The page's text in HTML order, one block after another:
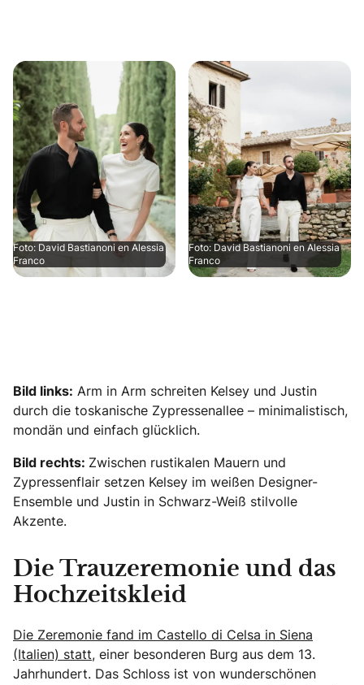
Foto: David Bastianoni en Alessia
Franco
Foto: David Bastianoni en Alessia
Franco
Bild links: Arm in Arm schreiten Kelsey und Justin
durch die toskanische Zypressenallee – minimalistisch,
mondän und einfach glücklich.
Bild rechts: Zwischen rustikalen Mauern und
Zypressenflair setzen Kelsey im weißen Designer-
Ensemble und Justin in Schwarz-Weiß stilvolle
Akzente.
Die Trauzeremonie und das
Hochzeitskleid
Die Zeremonie fand im Castello di Celsa in Siena
(Italien) statt, einer besonderen Burg aus dem 13.
Jahrhundert. Das Schloss ist von wunderschönen